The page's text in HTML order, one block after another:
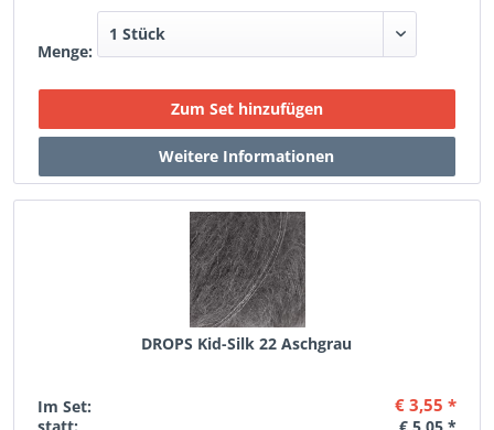
Menge:
DROPS Kid-Silk 22 Aschgrau
Im Set: € 3,55 *